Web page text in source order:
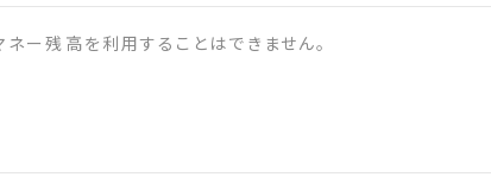
ー残高を利用することはできません。